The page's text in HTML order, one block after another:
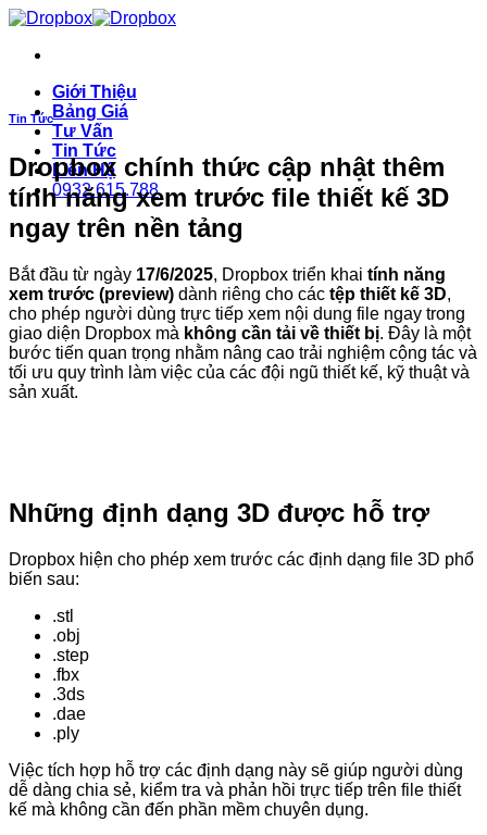
Skip
content
Giới Thiệu
Bảng Giá
Tư Vấn
Tin Tức
Liên Hệ
0932.615.788
Tin Tức
Dropbox chính thức cập nhật thêm
tính năng xem trước file thiết kế 3D
ngay trên nền tảng
Bắt đầu từ ngày 17/6/2025, Dropbox triển khai tính năng
xem trước (preview) dành riêng cho các tệp thiết kế 3D,
cho phép người dùng trực tiếp xem nội dung file ngay trong
giao diện Dropbox mà không cần tải về thiết bị. Đây là một
bước tiến quan trọng nhằm nâng cao trải nghiệm cộng tác và
tối ưu quy trình làm việc của các đội ngũ thiết kế, kỹ thuật và
sản xuất.
Những định dạng 3D được hỗ trợ
Dropbox hiện cho phép xem trước các định dạng file 3D phổ
biến sau:
.stl
.obj
.step
.fbx
.3ds
.dae
.ply
Việc tích hợp hỗ trợ các định dạng này sẽ giúp người dùng
dễ dàng chia sẻ, kiểm tra và phản hồi trực tiếp trên file thiết
kế mà không cần đến phần mềm chuyên dụng.